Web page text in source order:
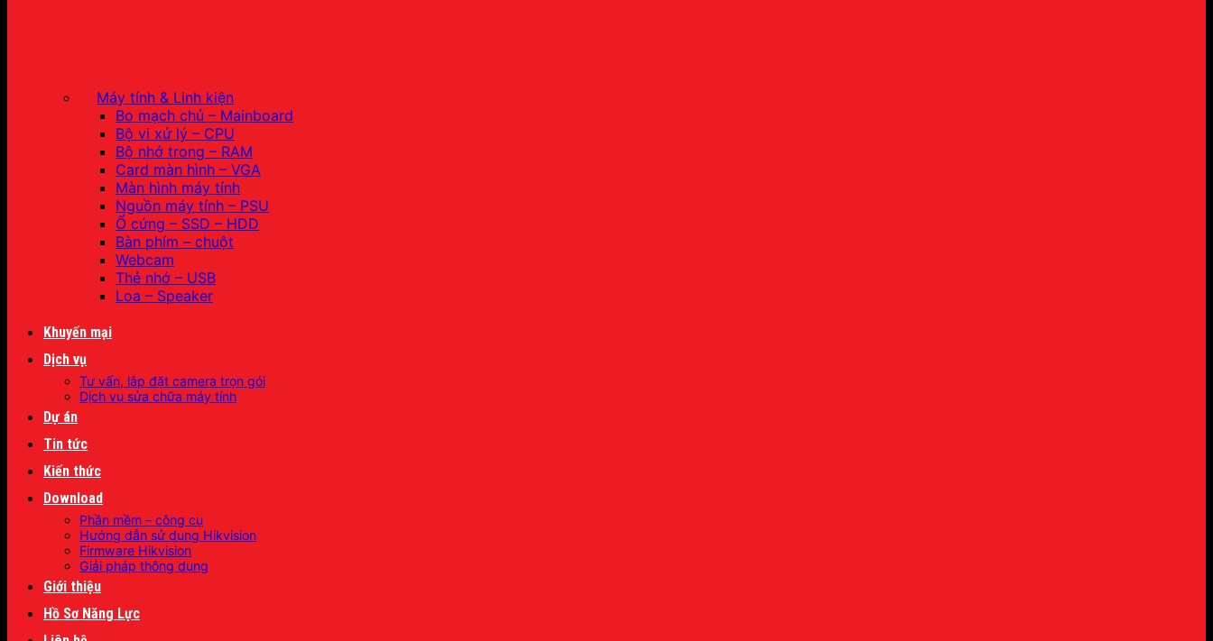
Máy tính & Linh kiện
Bo mạch chủ – Mainboard
Bộ vi xử lý – CPU
Bộ nhớ trong – RAM
Card màn hình – VGA
Màn hình máy tính
Nguồn máy tính – PSU
Ổ cứng – SSD – HDD
Bàn phím – chuột
Webcam
Thẻ nhớ – USB
Loa – Speaker
Khuyến mại
Dịch vụ
Tư vấn, lắp đặt camera trọn gói
Dịch vụ sửa chữa máy tính
Dự án
Tin tức
Kiến thức
Download
Phần mềm – công cụ
Hướng dẫn sử dụng Hikvision
Firmware Hikvision
Giải pháp thông dụng
Giới thiệu
Hồ Sơ Năng Lực